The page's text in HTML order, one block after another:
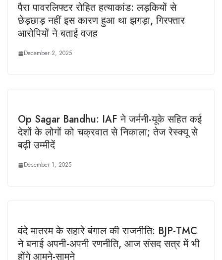
पैरा पावरलिफ्टर रोहित हत्याकांड: लड़कियों से
छेड़छाड़ नहीं इस कारण हुआ था झगड़ा, गिरफ्तार
आरोपियों ने बताई वजह
December 2, 2025
Op Sagar Bandhu: IAF ने जर्मनी-यूके सहित कई
देशों के लोगों को चक्रवात से निकाला; तेज रेस्क्यू से
बढ़ी उम्मीदें
December 1, 2025
वंदे मातरम के सहारे बंगाल की राजनीति: BJP-TMC
ने बनाई अपनी-अपनी रणनीति, आज संसद सत्र में भी
होंगे आमने-सामने